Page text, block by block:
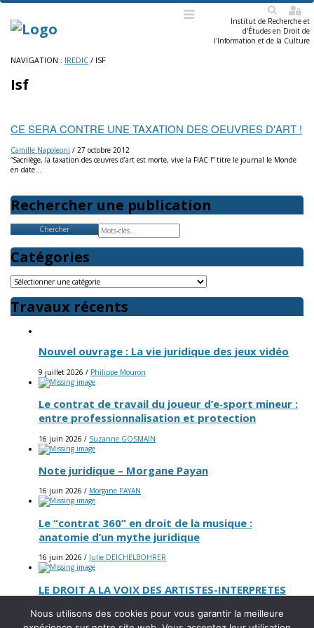
SEARCH
Institut de Recherche et
d'Études en Droit de
l'Information et de la Culture
Menu
Skip
content
NAVIGATION : IREDIC / ISF
Isf
CE SERA CONTRE UNE TAXATION DES OEUVRES D'ART !
Camille Napoleoni / 27 octobre 2012
“Sacrilège, la taxation des œuvres d’art est morte, vive la FIAC !” titre le journal le Monde
en date…
Rechercher une publication
Search
Catégories
Catégories
Travaux récents
Nouvel ouvrage : La vie juridique des jeux vidéo
9 juillet 2026 / Philippe Mouron
Le contrat de travail du joueur d’e‑sport mineur :
entre professionnalisation et protection
16 juin 2026 / Suzanne GOSMAIN
Note juridique – Morgane Payan
16 juin 2026 / Morgane PAYAN
Le “contrat 360” en droit de la musique :
anatomie d’un mythe juridique
16 juin 2026 / Julie DEICHELBOHRER
LE DROIT A LA VOIX DES ARTISTES-INTERPRETES
ETAT DU DROIT POSITIF ET PERSPECTIVES DE
Nous utilisons des cookies pour vous garantir la meilleure